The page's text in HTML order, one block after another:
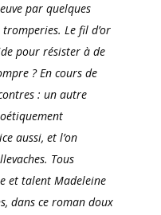
par quelques
Le fil d’or
pour résister à de
? En cours de
: un autre
aussi, et l’on
Tous
et talent Madeleine
dans ce roman doux